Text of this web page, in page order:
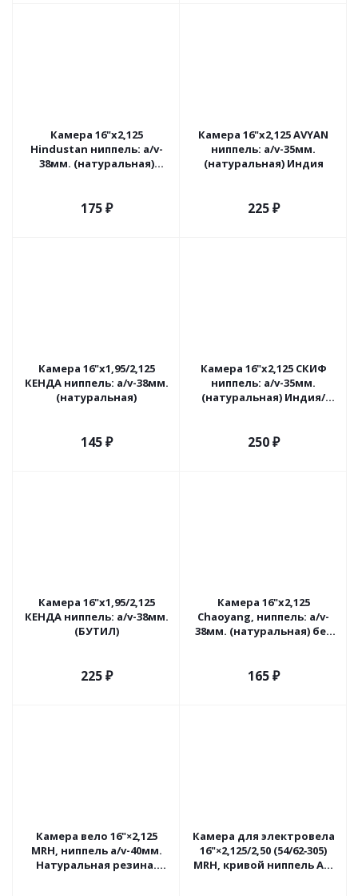
Камера 16"х2,125
Hindustan ниппель: а/v-
38мм. (натуральная)
175₽
Камера 16"х2,125 AVYAN
ниппель: a/v-35мм.
(натуральная) Индия
225₽
Камера 16"х1,95/2,125
КЕНДА ниппель: a/v-38мм.
(натуральная)
145₽
Камера 16"х2,125 СКИФ
ниппель: a/v-35мм.
(натуральная) Индия/
250₽
Камера 16"х1,95/2,125
КЕНДА ниппель: a/v-38мм.
(БУТИЛ)
225₽
Камера 16"х2,125
Chaoyang, ниппель: а/v-
38мм. (натуральная) без
165₽
Камера вело 16"×2,125
MRH, ниппель a/v-40мм.
Натуральная резина.
Камера для электровела
16"×2,125/2,50 (54/62‑305)
MRH, кривой ниппель A/V